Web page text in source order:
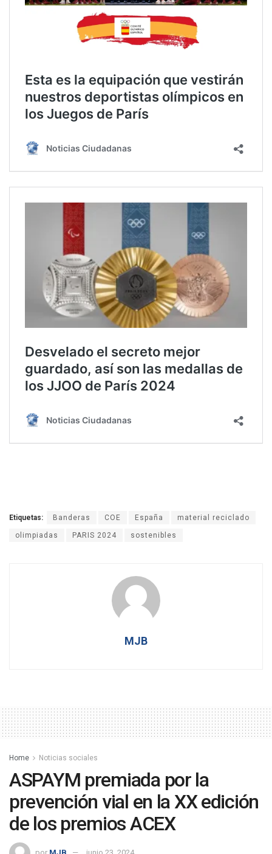
Etiquetas: Banderas COE España material reciclado
olimpiadas PARIS 2024 sostenibles
MJB
Home Noticias sociales
ASPAYM premiada por la
prevención vial en la XX edición
de los premios ACEX